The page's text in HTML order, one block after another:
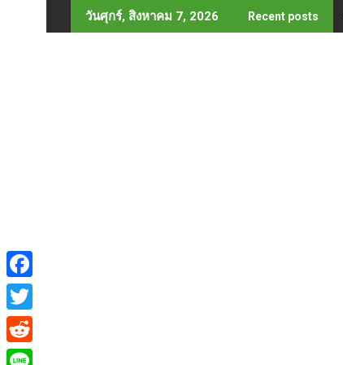
to
วันศุกร์, สิงหาคม 7, 2026 Recent posts
F
a
c
T
w
R